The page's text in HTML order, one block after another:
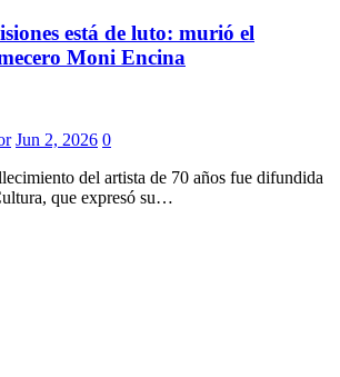
está de luto: murió el
Moni Encina
Jun 2, 2026 0
del artista de 70 años fue difundida
que expresó su…